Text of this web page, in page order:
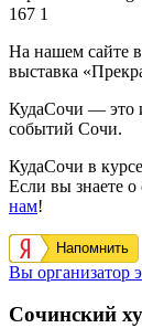
167 1
На нашем сайте
выставка
КудаСочи — это
событий Сочи.
КудаСочи в
Если вы знаете о
нам!
Напомнить
Вы организатор
Сочинский